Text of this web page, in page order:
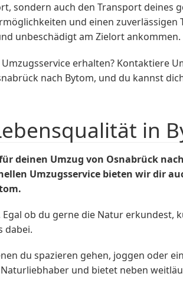
sondern auch den Transport deines
und einen zuverlässigen
unbeschädigt am Zielort ankommen.
erhalten? Kontaktiere
nach Bytom, und du kannst
in
deinen Umzug von Osnabrück
Umzugsservice bieten wir dir
Egal ob du gerne die Natur
dabei.
du spazieren gehen, joggen oder
und bietet neben